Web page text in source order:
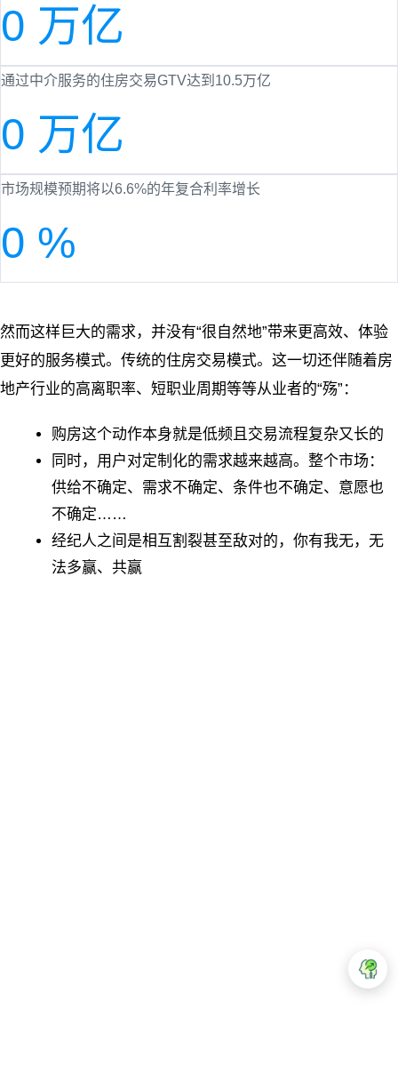
0 万亿
通过中介服务的住房交易GTV达到10.5万亿
0 万亿
市场规模预期将以6.6%的年复合利率增长
0 %
然而这样巨大的需求，并没有“很自然地”带来更高效、体验
更好的服务模式。传统的住房交易模式。这一切还伴随着房
地产行业的高离职率、短职业周期等等从业者的“殇”：
购房这个动作本身就是低频且交易流程复杂又长的
同时，用户对定制化的需求越来越高。整个市场：
供给不确定、需求不确定、条件也不确定、意愿也
不确定……
经纪人之间是相互割裂甚至敌对的，你有我无，无
法多赢、共赢